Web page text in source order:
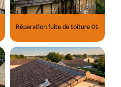
Réparation fuite de toiture 01